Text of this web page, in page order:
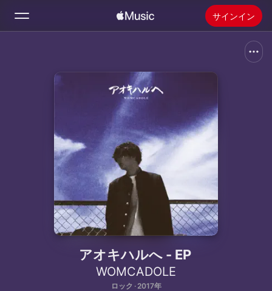
サインイン
ホーム
Apple Musicをインストール
アオキハルへ - EP
WOMCADOLE
ロック · 2017年